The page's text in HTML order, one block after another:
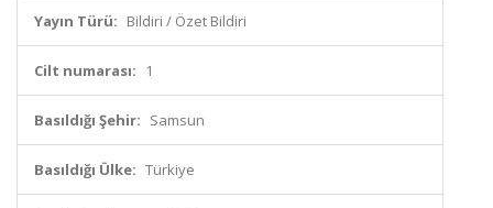
Yayın Türü: Bildiri / Özet Bildiri
Cilt numarası: 1
Basıldığı Şehir: Samsun
Basıldığı Ülke: Türkiye